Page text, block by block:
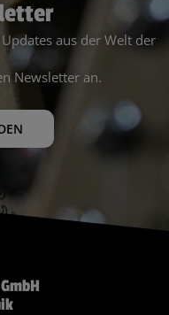
aus der Welt der
Newsletter an.